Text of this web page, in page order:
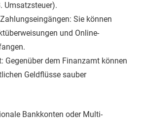
Umsatzsteuer).
Sie können
und Online-
Gegenüber dem Finanzamt können
Geldflüsse sauber
Bankkonten oder Multi-